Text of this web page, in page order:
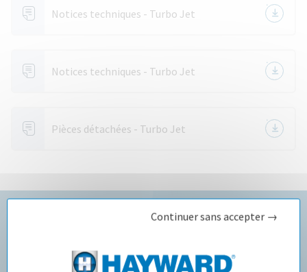
Notices techniques - Turbo Jet
Notices techniques - Turbo Jet
Pièces détachées - Turbo Jet
Continuer sans accepter →